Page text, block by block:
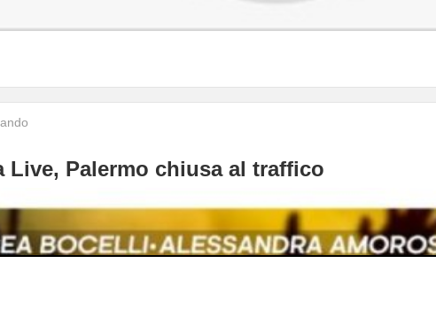
Live, Palermo chiusa al traffico